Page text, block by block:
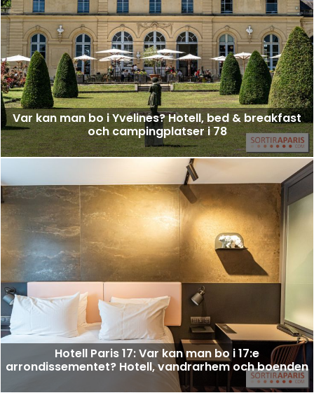
Var kan man bo i Yvelines? Hotell, bed & breakfast
och campingplatser i 78
Hotell Paris 17: Var kan man bo i 17:e
arrondissementet? Hotell, vandrarhem och boenden